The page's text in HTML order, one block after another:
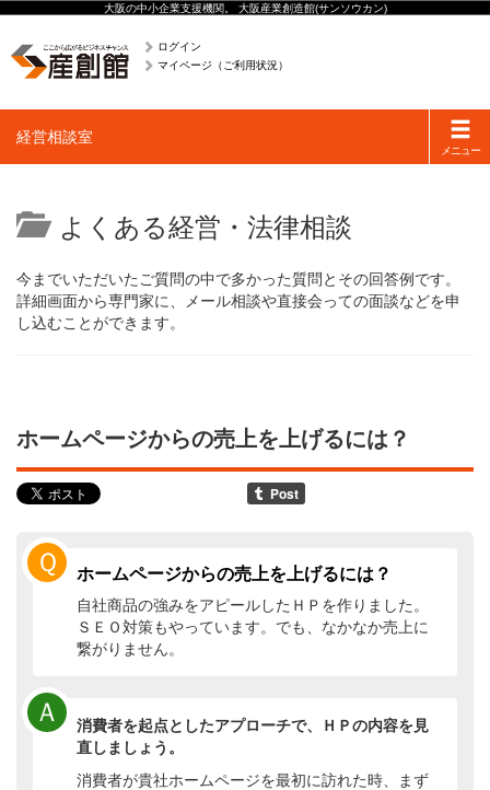
大阪の中小企業支援機関。 大阪産業創造館(サンソウカン)
ログイン
マイページ（ご利用状況）
Toggle
メニュー
経営相談室
よくある経営・法律相談
今までいただいたご質問の中で多かった質問とその回答例です。
詳細画面から専門家に、メール相談や直接会っての面談などを申
し込むことができます。
ホームページからの売上を上げるには？
Ｑ ホームページからの売上を上げるには？
自社商品の強みをアピールしたＨＰを作りました。
ＳＥＯ対策もやっています。でも、なかなか売上に
繋がりません。
Ａ
消費者を起点としたアプローチで、ＨＰの内容を見
直しましょう。
消費者が貴社ホームページを最初に訪れた時、まず